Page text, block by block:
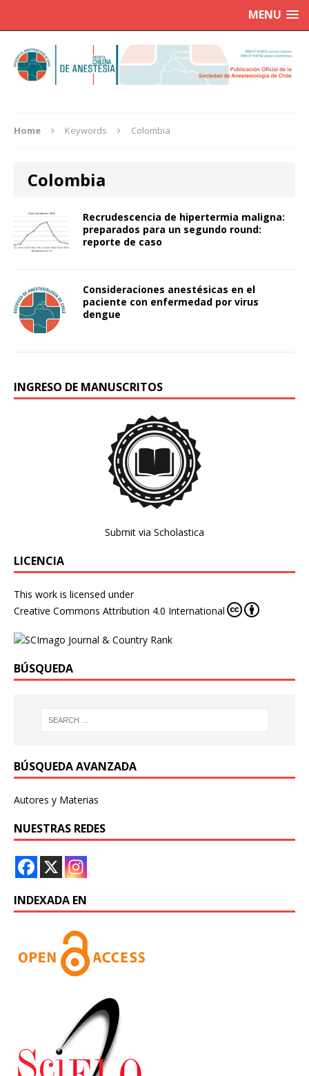
MENU
Home Keywords Colombia
Colombia
Recrudescencia de hipertermia maligna:
preparados para un segundo round:
reporte de caso
Consideraciones anestésicas en el
paciente con enfermedad por virus
dengue
INGRESO DE MANUSCRITOS
Submit via Scholastica
LICENCIA
This work is licensed under
Creative Commons Attribution 4.0 International
BÚSQUEDA
BÚSQUEDA AVANZADA
Autores y Materias
NUESTRAS REDES
INDEXADA EN